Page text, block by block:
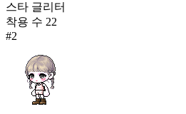
스타 글리터
착용 수 22
#2